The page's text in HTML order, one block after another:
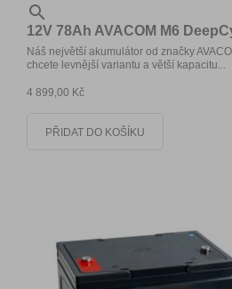

12V 78Ah AVACOM M6
Náš největší akumulátor od značky
chcete levnější variantu a větší kapacitu...
4 899,00 Kč
PŘIDAT DO KOŠÍKU